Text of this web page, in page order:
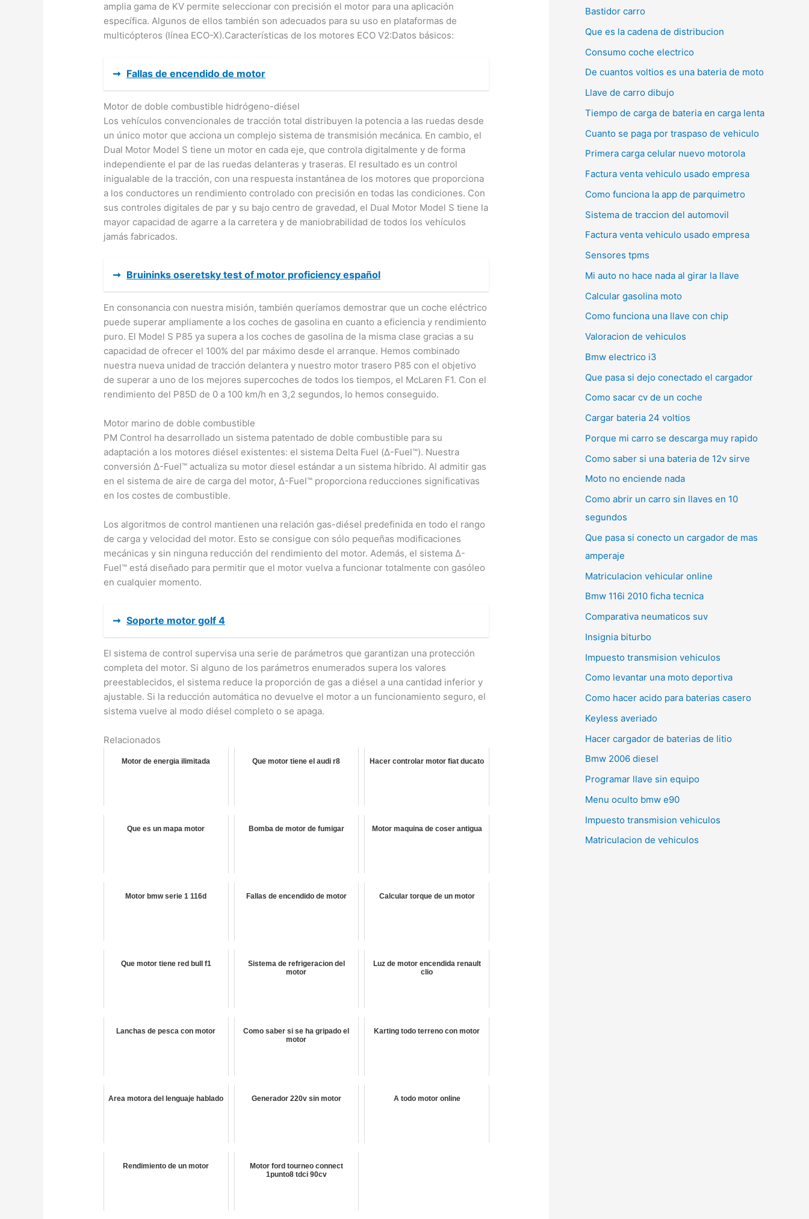
amplia gama de KV permite seleccionar con precisión el motor para una aplicación
específica. Algunos de ellos también son adecuados para su uso en plataformas de
multicópteros (línea ECO-X).Características de los motores ECO V2:Datos básicos:
➞ Fallas de encendido de motor
Motor de doble combustible hidrógeno-diésel
Los vehículos convencionales de tracción total distribuyen la potencia a las ruedas desde
un único motor que acciona un complejo sistema de transmisión mecánica. En cambio, el
Dual Motor Model S tiene un motor en cada eje, que controla digitalmente y de forma
independiente el par de las ruedas delanteras y traseras. El resultado es un control
inigualable de la tracción, con una respuesta instantánea de los motores que proporciona
a los conductores un rendimiento controlado con precisión en todas las condiciones. Con
sus controles digitales de par y su bajo centro de gravedad, el Dual Motor Model S tiene la
mayor capacidad de agarre a la carretera y de maniobrabilidad de todos los vehículos
jamás fabricados.
➞ Bruininks oseretsky test of motor proficiency español
En consonancia con nuestra misión, también queríamos demostrar que un coche eléctrico
puede superar ampliamente a los coches de gasolina en cuanto a eficiencia y rendimiento
puro. El Model S P85 ya supera a los coches de gasolina de la misma clase gracias a su
capacidad de ofrecer el 100% del par máximo desde el arranque. Hemos combinado
nuestra nueva unidad de tracción delantera y nuestro motor trasero P85 con el objetivo
de superar a uno de los mejores supercoches de todos los tiempos, el McLaren F1. Con el
rendimiento del P85D de 0 a 100 km/h en 3,2 segundos, lo hemos conseguido.
Motor marino de doble combustible
PM Control ha desarrollado un sistema patentado de doble combustible para su
adaptación a los motores diésel existentes: el sistema Delta Fuel (Δ-Fuel™). Nuestra
conversión Δ-Fuel™ actualiza su motor diesel estándar a un sistema híbrido. Al admitir gas
en el sistema de aire de carga del motor, Δ-Fuel™ proporciona reducciones significativas
en los costes de combustible.
Los algoritmos de control mantienen una relación gas-diésel predefinida en todo el rango
de carga y velocidad del motor. Esto se consigue con sólo pequeñas modificaciones
mecánicas y sin ninguna reducción del rendimiento del motor. Además, el sistema Δ-
Fuel™ está diseñado para permitir que el motor vuelva a funcionar totalmente con gasóleo
en cualquier momento.
➞ Soporte motor golf 4
El sistema de control supervisa una serie de parámetros que garantizan una protección
completa del motor. Si alguno de los parámetros enumerados supera los valores
preestablecidos, el sistema reduce la proporción de gas a diésel a una cantidad inferior y
ajustable. Si la reducción automática no devuelve el motor a un funcionamiento seguro, el
sistema vuelve al modo diésel completo o se apaga.
Relacionados
Motor de energia ilimitada Que motor tiene el audi r8 Hacer controlar motor fiat ducato
Que es un mapa motor Bomba de motor de fumigar Motor maquina de coser antigua
Motor bmw serie 1 116d Fallas de encendido de motor Calcular torque de un motor
Que motor tiene red bull f1
Sistema de refrigeracion del
motor
Luz de motor encendida renault
clio
Lanchas de pesca con motor
Como saber si se ha gripado el
motor
Karting todo terreno con motor
Area motora del lenguaje hablado Generador 220v sin motor A todo motor online
Rendimiento de un motor
Motor ford tourneo connect
1punto8 tdci 90cv
Bastidor carro
Que es la cadena de distribucion
Consumo coche electrico
De cuantos voltios es una bateria de moto
Llave de carro dibujo
Tiempo de carga de bateria en carga lenta
Cuanto se paga por traspaso de vehiculo
Primera carga celular nuevo motorola
Factura venta vehiculo usado empresa
Como funciona la app de parquimetro
Sistema de traccion del automovil
Factura venta vehiculo usado empresa
Sensores tpms
Mi auto no hace nada al girar la llave
Calcular gasolina moto
Como funciona una llave con chip
Valoracion de vehiculos
Bmw electrico i3
Que pasa si dejo conectado el cargador
Como sacar cv de un coche
Cargar bateria 24 voltios
Porque mi carro se descarga muy rapido
Como saber si una bateria de 12v sirve
Moto no enciende nada
Como abrir un carro sin llaves en 10
segundos
Que pasa si conecto un cargador de mas
amperaje
Matriculacion vehicular online
Bmw 116i 2010 ficha tecnica
Comparativa neumaticos suv
Insignia biturbo
Impuesto transmision vehiculos
Como levantar una moto deportiva
Como hacer acido para baterias casero
Keyless averiado
Hacer cargador de baterias de litio
Bmw 2006 diesel
Programar llave sin equipo
Menu oculto bmw e90
Impuesto transmision vehiculos
Matriculacion de vehiculos